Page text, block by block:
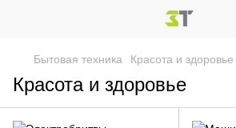
Бытовая техника Красота и здоровье
Красота и здоровье